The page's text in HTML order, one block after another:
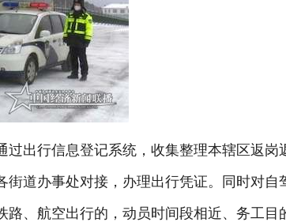
出行信息登记系统，收集整理本辖区返岗
道办事处对接，办理出行凭证。同时对自
、航空出行的，动员时间段相近、务工目